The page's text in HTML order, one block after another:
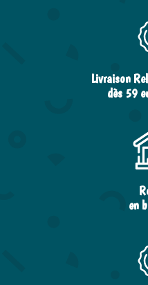
Livraison
dès 59
en